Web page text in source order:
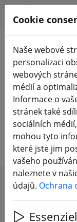
Hledat produkty
Home
Nářadí,
Cookie
Naše webové
personalizaci
webových
médií a
Informace o
stránek také
sociálních
mohou tyto
které jste jim
vašeho
naleznete v
údajů. Ochrana